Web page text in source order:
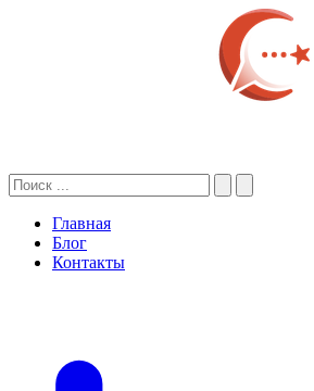
Главная
Блог
Контакты